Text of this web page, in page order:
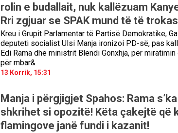
rolin e budallait, nuk kallëzuam
Rri zgjuar se SPAK mund të të
Kreu i Grupit Parlamentar të Partisë Demokratike,
deputeti socialist Ulsi Manja ironizoi PD-së, pas
Edi Rama dhe ministrit Blendi Gonxhja, për
për mbar&
13 Korrik, 15:31
Manja i përgjigjet Spahos: Rama
shkrihet si opozitë! Këta çakejtë që
flamingove janë fundi i kazanit!